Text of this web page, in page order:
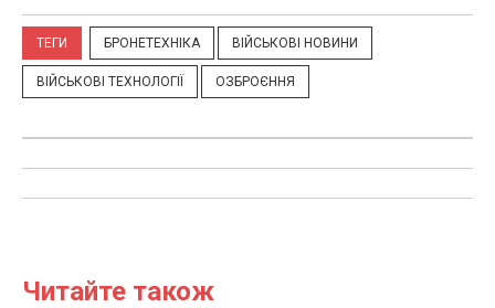
ТЕГИ БРОНЕТЕХНІКА ВІЙСЬКОВІ НОВИНИ
ВІЙСЬКОВІ ТЕХНОЛОГІЇ ОЗБРОЄННЯ
Читайте також